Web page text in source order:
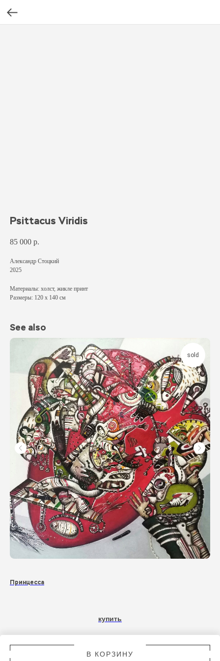
Psittacus Viridis
85 000 р.
В КОРЗИНУ
Александр Стоцкий
2025
Материалы: холст, жикле принт
Размеры: 120 х 140 см
See also
sold
Принцесса
купить